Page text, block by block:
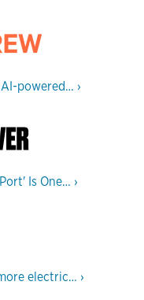
powered… ›
Is One… ›
electric… ›